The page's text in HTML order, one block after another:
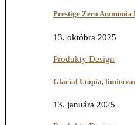
Prestige Zero
13. októbra 2025
Produkty Design
Glacial Utopia,
13. januára 2025